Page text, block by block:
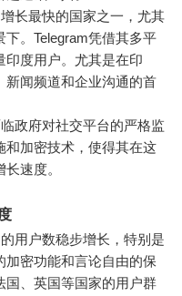
长最快的国家之一，尤其
。Telegram凭借其多平
印度用户。尤其是在印
新闻频道和企业沟通的首
政府对社交平台的严格监
和加密技术，使得其在这
速度。
用户数稳步增长，特别是
加密功能和言论自由的保
国、英国等国家的用户群